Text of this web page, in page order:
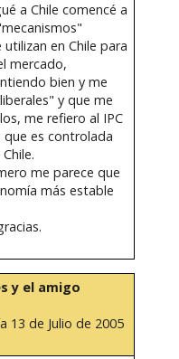
a Chile comencé a
en Chile para
mercado,
bien y me
y que me
me refiero al IPC
que es controlada
me parece que
más estable
y el amigo
13 de Julio de 2005